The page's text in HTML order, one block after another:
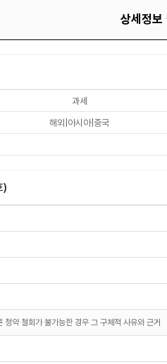
상세정보
과세
해외|아시아|중국
)
약 철회가 불가능한 경우 그 구체적 사유와 근거